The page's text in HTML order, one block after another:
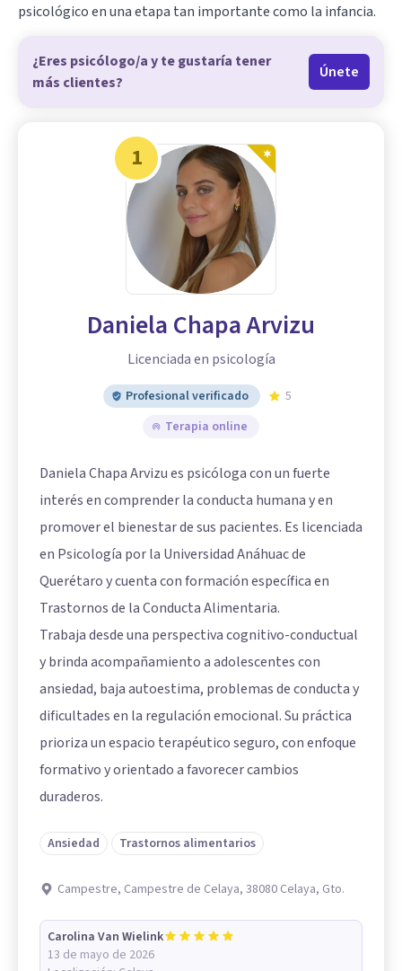
psicológico en una etapa tan importante como la infancia.
¿Eres psicólogo/a y te gustaría tener
más clientes?
Únete
1
Daniela Chapa Arvizu
Licenciada en psicología
Profesional verificado
5
Terapia online
Daniela Chapa Arvizu es psicóloga con un fuerte
interés en comprender la conducta humana y en
promover el bienestar de sus pacientes. Es licenciada
en Psicología por la Universidad Anáhuac de
Querétaro y cuenta con formación específica en
Trastornos de la Conducta Alimentaria.
Trabaja desde una perspectiva cognitivo-conductual
y brinda acompañamiento a adolescentes con
ansiedad, baja autoestima, problemas de conducta y
dificultades en la regulación emocional. Su práctica
prioriza un espacio terapéutico seguro, con enfoque
formativo y orientado a favorecer cambios
duraderos.
Ansiedad Trastornos alimentarios
Campestre, Campestre de Celaya, 38080 Celaya, Gto.
Carolina Van Wielink
13 de mayo de 2026